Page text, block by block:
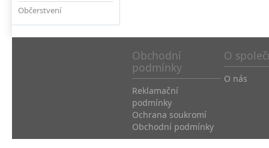
Občerstvení
Obchodní
podmínky
Reklamační
podmínky
Ochrana soukromí
Obchodní podmínky
O
O nás